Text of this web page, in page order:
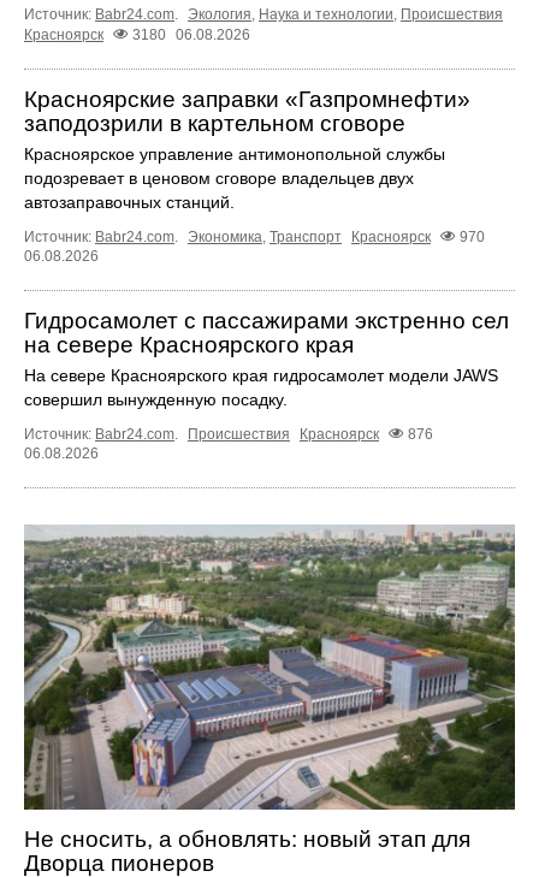
Источник: Babr24.com. Экология, Наука и технологии, Происшествия
Красноярск
3180 06.08.2026
Красноярские заправки «Газпромнефти»
заподозрили в картельном сговоре
Красноярское управление антимонопольной службы
подозревает в ценовом сговоре владельцев двух
автозаправочных станций.
Источник: Babr24.com. Экономика, Транспорт Красноярск
970
06.08.2026
Гидросамолет с пассажирами экстренно сел
на севере Красноярского края
На севере Красноярского края гидросамолет модели JAWS
совершил вынужденную посадку.
Источник: Babr24.com. Происшествия Красноярск
876
06.08.2026
Не сносить, а обновлять: новый этап для
Дворца пионеров